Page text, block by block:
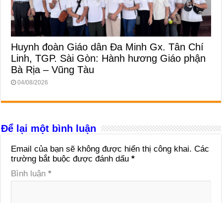
Huynh đoàn Giáo dân Đa Minh Gx. Tân Chí
Linh, TGP. Sài Gòn: Hành hương Giáo phận
Bà Rịa – Vũng Tàu
04/08/2026
Để lại một bình luận
Email của bạn sẽ không được hiển thị công khai. Các
trường bắt buộc được đánh dấu*
Bình luận*